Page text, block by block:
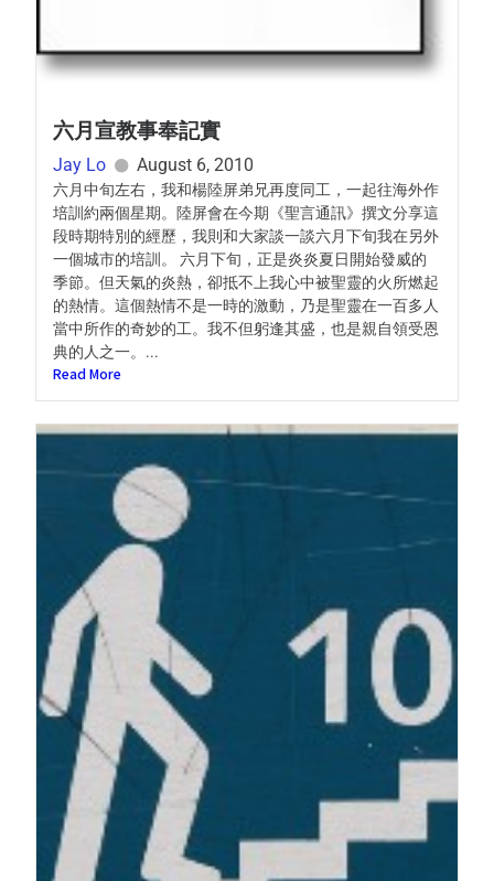
六月宣教事奉記實
Jay Lo August 6, 2010
六月中旬左右，我和楊陸屏弟兄再度同工，一起往海外作
培訓約兩個星期。陸屏會在今期《聖言通訊》撰文分享這
段時期特別的經歷，我則和大家談一談六月下旬我在另外
一個城市的培訓。 六月下旬，正是炎炎夏日開始發威的
季節。但天氣的炎熱，卻抵不上我心中被聖靈的火所燃起
的熱情。這個熱情不是一時的激動，乃是聖靈在一百多人
當中所作的奇妙的工。我不但躬逢其盛，也是親自領受恩
典的人之一。...
Read More